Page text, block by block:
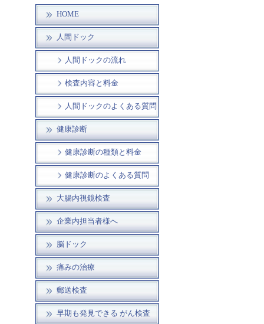
HOME
人間ドック
人間ドックの流れ
検査内容と料金
人間ドックのよくある質問
健康診断
健康診断の種類と料金
健康診断のよくある質問
大腸内視鏡検査
企業内担当者様へ
脳ドック
痛みの治療
郵送検査
早期も発見できる がん検査